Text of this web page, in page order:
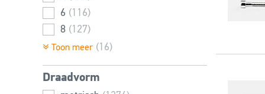
6 (116)
8 (127)
10 (143)
12 (132)
14 (61)
Toon meer (16)
Draadvorm